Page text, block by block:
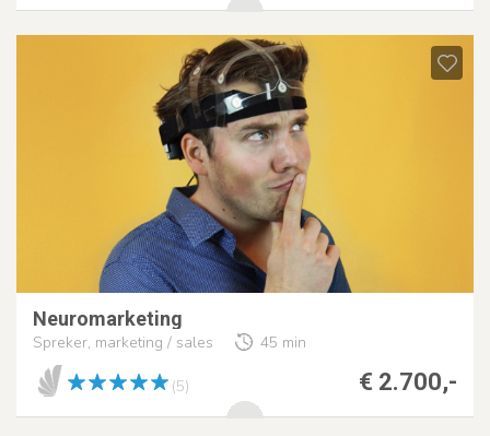
Neuromarketing
Spreker, marketing / sales 45 min
€ 2.700,-
(5)